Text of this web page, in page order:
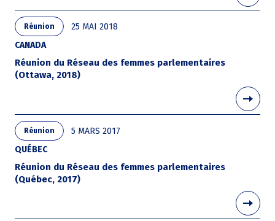
Réunion
25 MAI 2018
CANADA
Réunion du Réseau des femmes parlementaires
(Ottawa, 2018)
Réunion
5 MARS 2017
QUÉBEC
Réunion du Réseau des femmes parlementaires
(Québec, 2017)